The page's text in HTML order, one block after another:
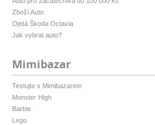
Zboží Auto
Ojetá Škoda Octavia
Jak vybrat auto?
Mimibazar
Testujte s Mimibazarem
Monster High
Barbie
Lego